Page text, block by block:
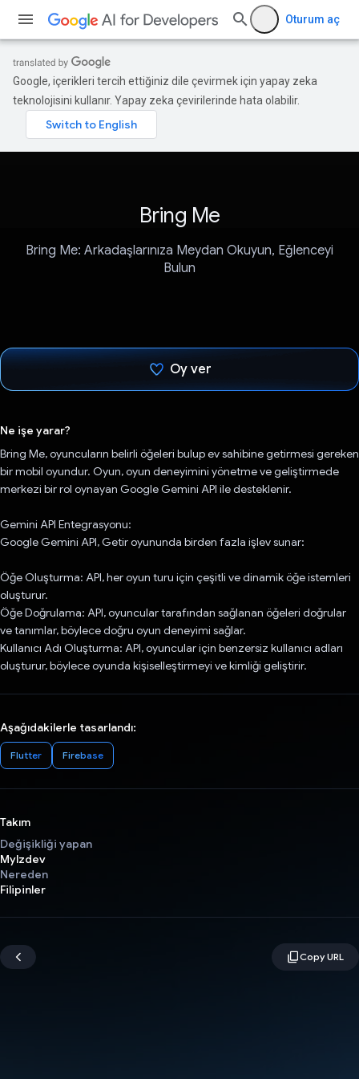
Oturum aç
Google, içerikleri tercih ettiğiniz dile çevirmek için yapay zeka
teknolojisini kullanır. Yapay zeka çevirilerinde hata olabilir.
Bring Me
Bring Me: Arkadaşlarınıza Meydan Okuyun, Eğlenceyi
Bulun
Oy ver
Ne işe yarar?
Bring Me, oyuncuların belirli öğeleri bulup ev sahibine getirmesi gereken
bir mobil oyundur. Oyun, oyun deneyimini yönetme ve geliştirmede
merkezi bir rol oynayan Google Gemini API ile desteklenir.
Gemini API Entegrasyonu:
Google Gemini API, Getir oyununda birden fazla işlev sunar:
Öğe Oluşturma: API, her oyun turu için çeşitli ve dinamik öğe istemleri
oluşturur.
Öğe Doğrulama: API, oyuncular tarafından sağlanan öğeleri doğrular
ve tanımlar, böylece doğru oyun deneyimi sağlar.
Kullanıcı Adı Oluşturma: API, oyuncular için benzersiz kullanıcı adları
oluşturur, böylece oyunda kişiselleştirmeyi ve kimliği geliştirir.
Aşağıdakilerle tasarlandı:
Flutter Firebase
Takım
Değişikliği yapan
Mylzdev
Nereden
Filipinler